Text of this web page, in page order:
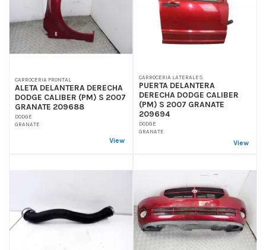
CARROCERIA FRONTAL
ALETA DELANTERA DERECHA
DODGE CALIBER (PM) S 2007
GRANATE 209688
DODGE
GRANATE
View
CARROCERIA LATERALES
PUERTA DELANTERA
DERECHA DODGE CALIBER
(PM) S 2007 GRANATE
209694
DODGE
GRANATE
View